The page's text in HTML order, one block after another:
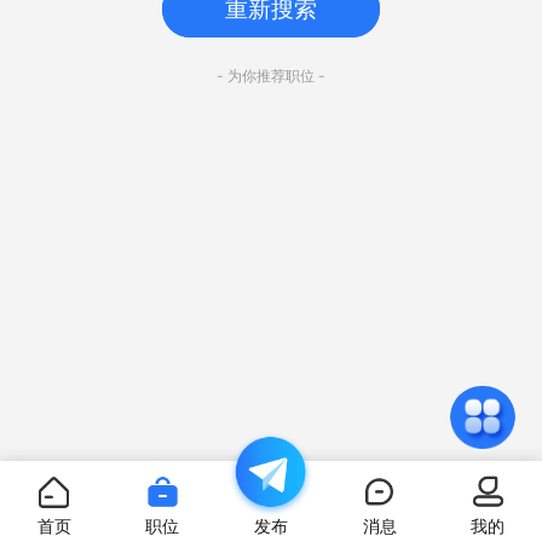
重新搜索
- 为你推荐职位 -
首页 职位 发布 消息 我的